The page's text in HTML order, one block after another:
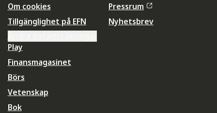
Om cookies
Tillgänglighet på EFN
Pressrum
Nyhetsbrev
Play
Finansmagasinet
Börs
Vetenskap
Bok